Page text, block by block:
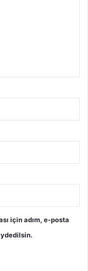
için adım, e-posta